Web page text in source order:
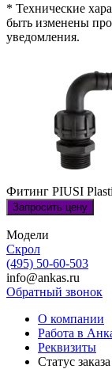
* Технические
быть изменены
уведомления.
Фитинг PIUSI
Запросить цену
Модели
Скрол
(495) 50-60-503
info@ankas.ru
Обратный звонок
О компании
Работа в
Реквизиты
Статус заказа